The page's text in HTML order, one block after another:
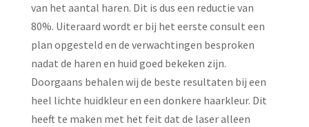
van het aantal haren. Dit is dus een reductie van
80%. Uiteraard wordt er bij het eerste consult een
plan opgesteld en de verwachtingen besproken
nadat de haren en huid goed bekeken zijn.
Doorgaans behalen wij de beste resultaten bij een
heel lichte huidkleur en een donkere haarkleur. Dit
heeft te maken met het feit dat de laser alleen